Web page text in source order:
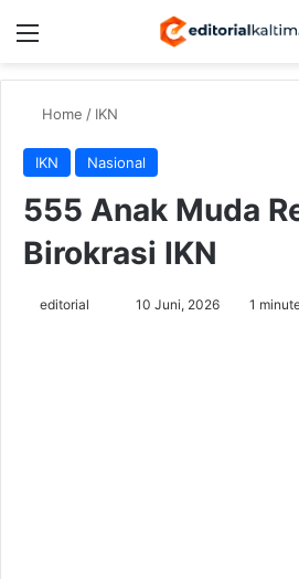
Menu
Home / IKN
IKN Nasional
555 Anak Muda
Birokrasi IKN
editorial
Send10 Juni, 2026 1